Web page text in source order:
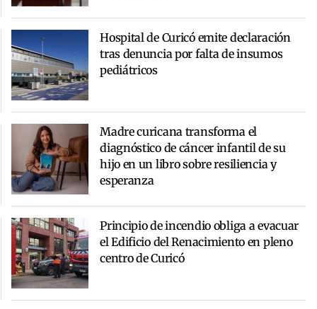
Hospital de Curicó emite declaración
tras denuncia por falta de insumos
pediátricos
Madre curicana transforma el
diagnóstico de cáncer infantil de su
hijo en un libro sobre resiliencia y
esperanza
Principio de incendio obliga a evacuar
el Edificio del Renacimiento en pleno
centro de Curicó